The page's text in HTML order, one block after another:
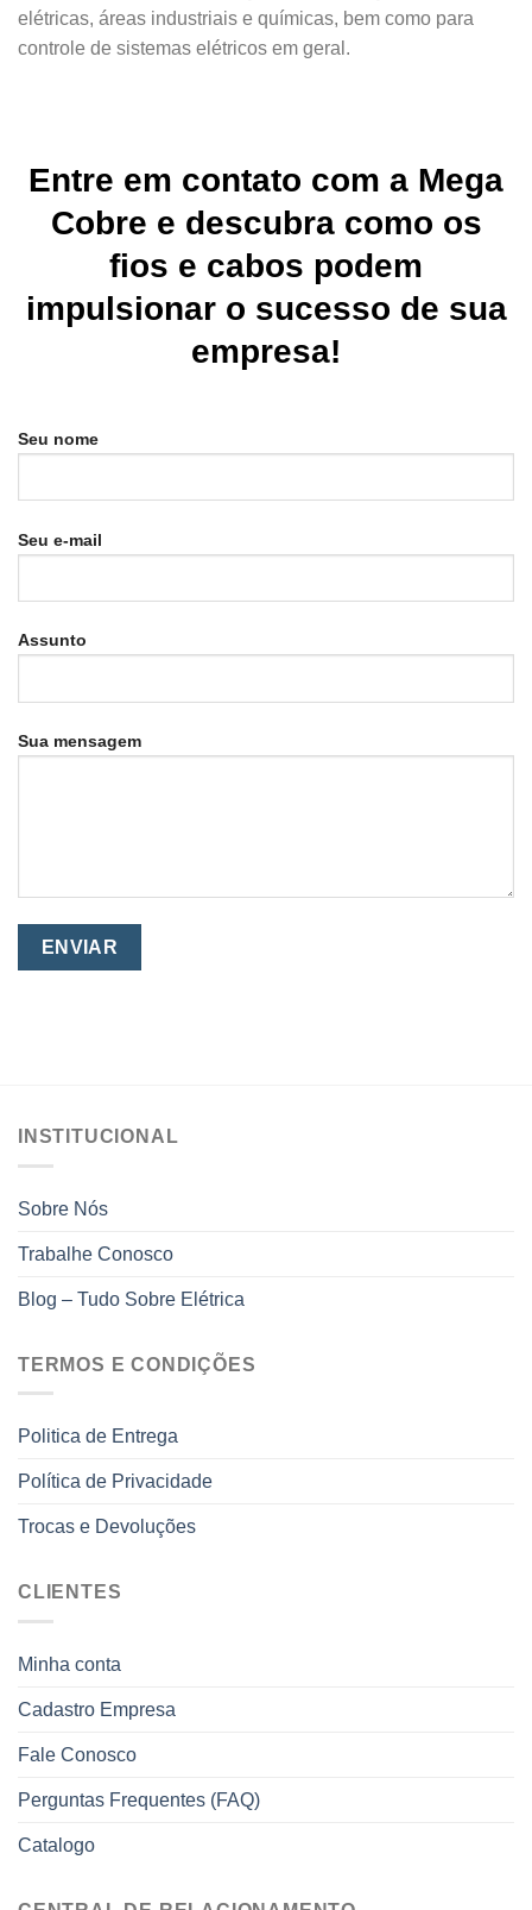
elétricas, áreas industriais e químicas, bem como para
controle de sistemas elétricos em geral.
Entre em contato com a Mega
Cobre e descubra como os
fios e cabos podem
impulsionar o sucesso de sua
empresa!
Seu nome
Seu e-mail
Assunto
Sua mensagem
INSTITUCIONAL
Sobre Nós
Trabalhe Conosco
Blog – Tudo Sobre Elétrica
TERMOS E CONDIÇÕES
Politica de Entrega
Política de Privacidade
Trocas e Devoluções
CLIENTES
Minha conta
Cadastro Empresa
Fale Conosco
Perguntas Frequentes (FAQ)
Catalogo